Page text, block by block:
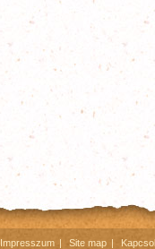
Impresszum Site map